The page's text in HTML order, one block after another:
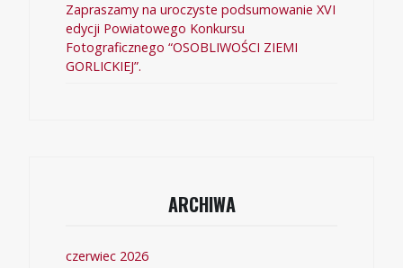
Zapraszamy na uroczyste podsumowanie XVI
edycji Powiatowego Konkursu
Fotograficznego “OSOBLIWOŚCI ZIEMI
GORLICKIEJ”.
ARCHIWA
czerwiec 2026